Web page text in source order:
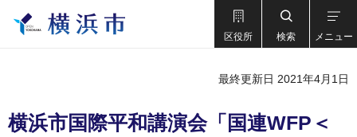
区役所 検索 メニュー
最終更新日 2021年4月1日
横浜市国際平和講演会「国連WFP＜